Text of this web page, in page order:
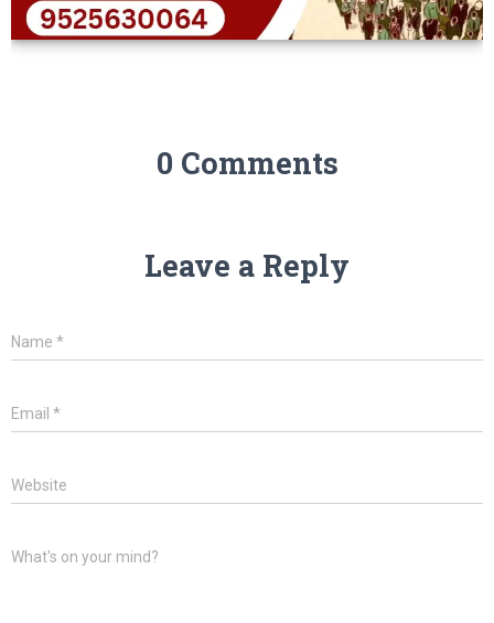
0 Comments
Leave a Reply
Name *
Email *
Website
What's on your mind?